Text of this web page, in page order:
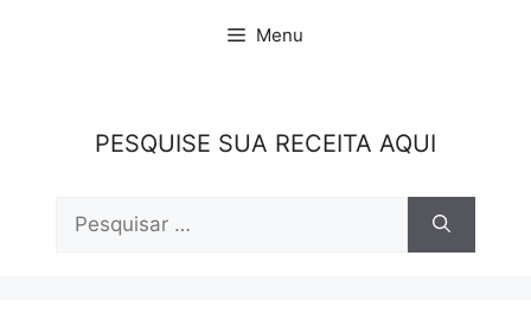
Menu
PESQUISE SUA RECEITA AQUI
por: